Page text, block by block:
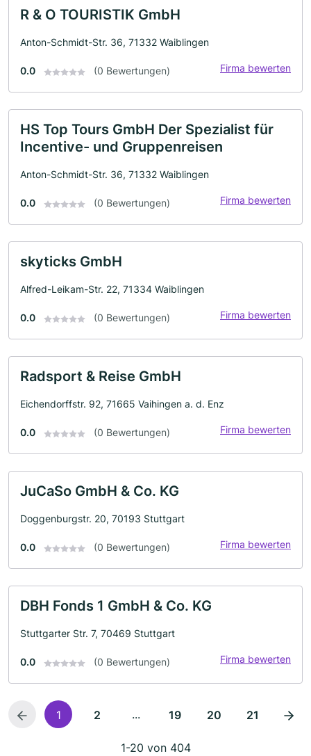
R & O TOURISTIK GmbH
Anton-Schmidt-Str. 36, 71332 Waiblingen
0.0 (0 Bewertungen) Firma bewerten
HS Top Tours GmbH Der Spezialist für
Incentive- und Gruppenreisen
Anton-Schmidt-Str. 36, 71332 Waiblingen
0.0 (0 Bewertungen) Firma bewerten
skyticks GmbH
Alfred-Leikam-Str. 22, 71334 Waiblingen
0.0 (0 Bewertungen) Firma bewerten
Radsport & Reise GmbH
Eichendorffstr. 92, 71665 Vaihingen a. d. Enz
0.0 (0 Bewertungen) Firma bewerten
JuCaSo GmbH & Co. KG
Doggenburgstr. 20, 70193 Stuttgart
0.0 (0 Bewertungen) Firma bewerten
DBH Fonds 1 GmbH & Co. KG
Stuttgarter Str. 7, 70469 Stuttgart
0.0 (0 Bewertungen) Firma bewerten
1 2 ... 19 20 21
1-20 von 404